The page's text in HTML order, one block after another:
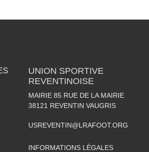
UNION SPORTIVE
REVENTINOISE
MAIRIE 85 RUE DE LA MAIRIE
38121 REVENTIN VAUGRIS
USREVENTIN@LRAFOOT.ORG
INFORMATIONS LÉGALES